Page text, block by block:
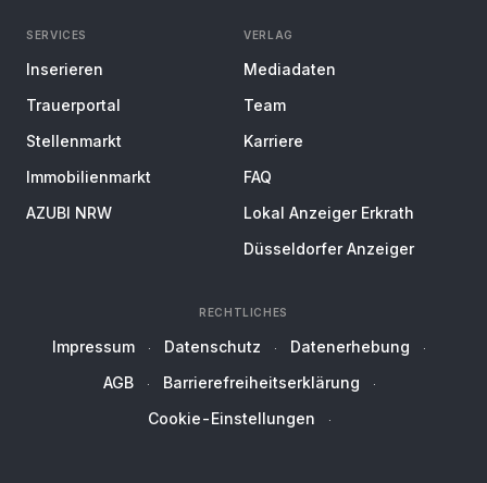
SERVICES
Inserieren
Trauerportal
Stellenmarkt
Immobilienmarkt
AZUBI NRW
VERLAG
Mediadaten
Team
Karriere
FAQ
Lokal Anzeiger Erkrath
Düsseldorfer Anzeiger
RECHTLICHES
Impressum Datenschutz
Datenerhebung
AGB
Barrierefreiheitserklärung
Cookie-Einstellungen